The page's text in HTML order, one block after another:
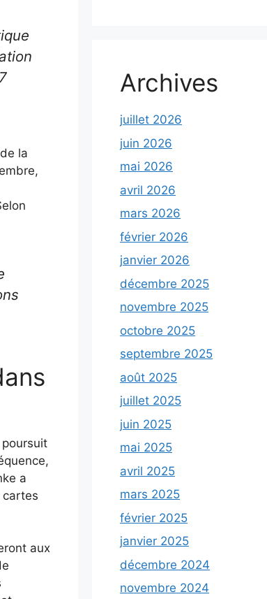
la
a
cartes
aux
Archives
juillet 2026
juin 2026
mai 2026
avril 2026
mars 2026
février 2026
janvier 2026
décembre 2025
novembre 2025
octobre 2025
septembre 2025
août 2025
juillet 2025
juin 2025
mai 2025
avril 2025
mars 2025
février 2025
janvier 2025
décembre 2024
novembre 2024